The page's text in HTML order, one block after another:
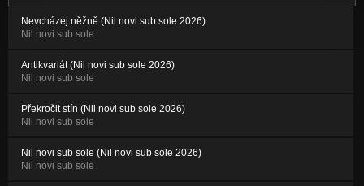
Nevcházej něžně (Nil novi sub sole 2026)
Nil novi sub sole
Antikvariát (Nil novi sub sole 2026)
Nil novi sub sole
Překročit stín (Nil novi sub sole 2026)
Nil novi sub sole
Nil novi sub sole (Nil novi sub sole 2026)
Nil novi sub sole